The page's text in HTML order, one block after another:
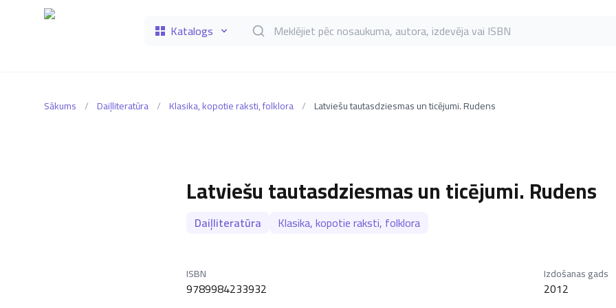
Katalogs Meklēt grāmatas pēc nosaukuma, autora, izdevēja vai ISBN
Sākums / Daiļliteratūra / Klasika, kopotie raksti, folklora / Latviešu tautasdziesmas un ticējumi. Rudens
Latviešu tautasdziesmas un ticējumi. Rudens
Daiļliteratūra Klasika, kopotie raksti, folklora
ISBN
9789984233932
Izdošanas gads
2012